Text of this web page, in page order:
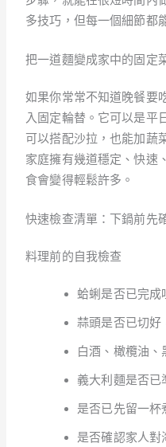
多技巧，但每一個細節都
把一道麵變成家中的固定
如果你常常不知道晚餐要
入固定輪替。它可以是平
可以搭配沙拉，也能加蔬
家庭擁有幾道穩定、快速
食會變得輕鬆許多。
快速檢查清單：下鍋前先
料理前的自我檢查
蛤蜊是否已完成
蒜頭是否已切好
白酒、橄欖油、
義大利麵是否已
是否已先留一杯
是否確認家人對